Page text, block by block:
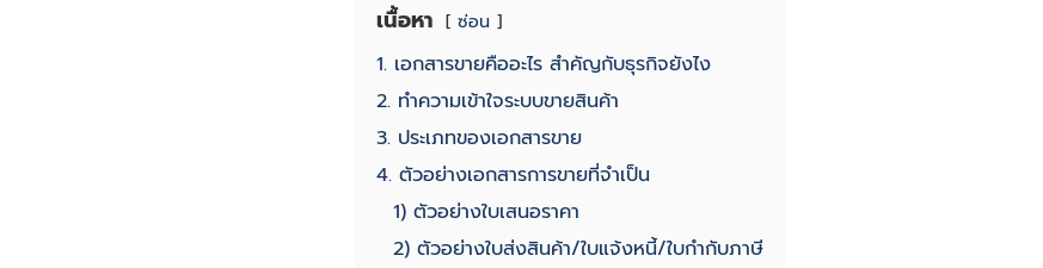
เนื้อหา ซ่อน
1. เอกสารขายคืออะไร สำคัญกับธุรกิจยังไง
2. ทำความเข้าใจระบบขายสินค้า
3. ประเภทของเอกสารขาย
4. ตัวอย่างเอกสารการขายที่จำเป็น
1) ตัวอย่างใบเสนอราคา
2) ตัวอย่างใบส่งสินค้า/ใบแจ้งหนี้/ใบกำกับภาษี